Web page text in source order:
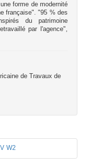
forme de modernité
française". "95 % des
du patrimoine
par l'agence",
de Travaux de
W2